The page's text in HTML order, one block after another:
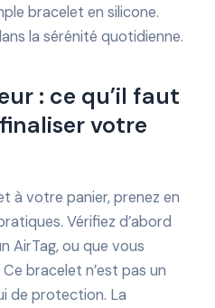
bracelet en silicone.
la sérénité quotidienne.
: ce qu’il faut
votre
à votre panier, prenez en
Vérifiez d’abord
AirTag, ou que vous
bracelet n’est pas un
de protection. La